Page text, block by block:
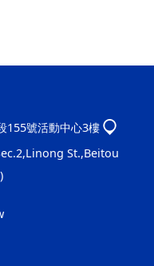
155號活動中心3樓
St.,Beitou